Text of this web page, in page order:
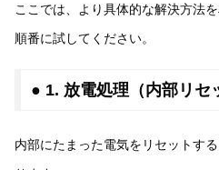
ここでは、より具体的な解決方法
順番に試してください。
● 1. 放電処理（内部リセ
内部にたまった電気をリセットす